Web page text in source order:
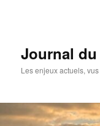
Journal
Les enjeux actuels,